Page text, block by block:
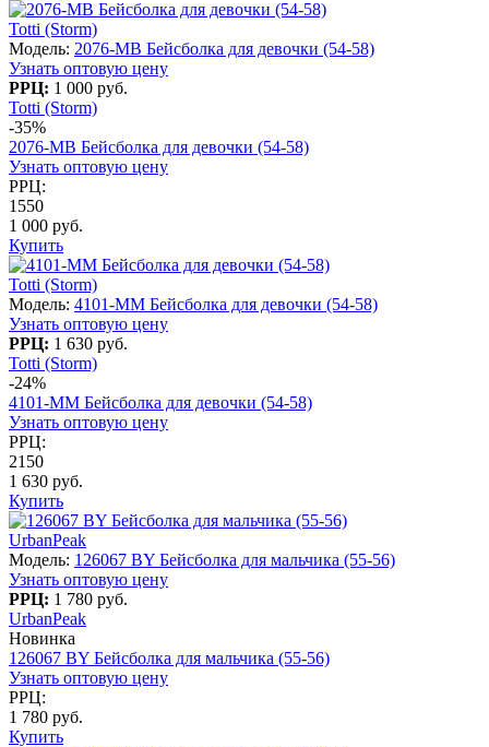
Totti (Storm)
Модель: 2076-МВ Бейсболка для девочки (54-58)
Узнать оптовую цену
РРЦ: 1 000 руб.
Totti (Storm)
-35%
2076-МВ Бейсболка для девочки (54-58)
Узнать оптовую цену
РРЦ:
1550
1 000 руб.
Купить
Totti (Storm)
Модель: 4101-ММ Бейсболка для девочки (54-58)
Узнать оптовую цену
РРЦ: 1 630 руб.
Totti (Storm)
-24%
4101-ММ Бейсболка для девочки (54-58)
Узнать оптовую цену
РРЦ:
2150
1 630 руб.
Купить
UrbanPeak
Модель: 126067 BY Бейсболка для мальчика (55-56)
Узнать оптовую цену
РРЦ: 1 780 руб.
UrbanPeak
Новинка
126067 BY Бейсболка для мальчика (55-56)
Узнать оптовую цену
РРЦ:
1 780 руб.
Купить